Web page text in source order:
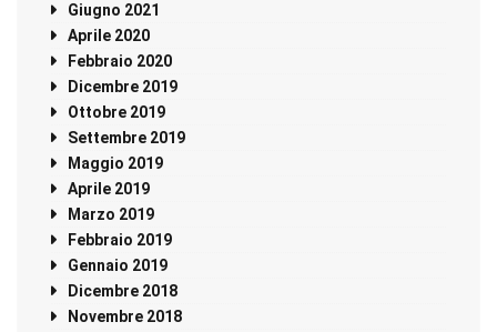
Giugno 2021
Aprile 2020
Febbraio 2020
Dicembre 2019
Ottobre 2019
Settembre 2019
Maggio 2019
Aprile 2019
Marzo 2019
Febbraio 2019
Gennaio 2019
Dicembre 2018
Novembre 2018